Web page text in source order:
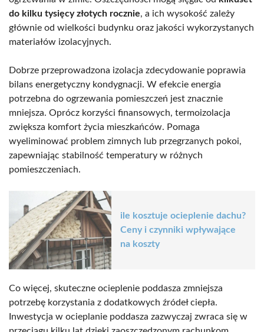
do kilku tysięcy złotych rocznie, a ich wysokość zależy
głównie od wielkości budynku oraz jakości wykorzystanych
materiałów izolacyjnych.
Dobrze przeprowadzona izolacja zdecydowanie poprawia
bilans energetyczny kondygnacji. W efekcie energia
potrzebna do ogrzewania pomieszczeń jest znacznie
mniejsza. Oprócz korzyści finansowych, termoizolacja
zwiększa komfort życia mieszkańców. Pomaga
wyeliminować problem zimnych lub przegrzanych pokoi,
zapewniając stabilność temperatury w różnych
pomieszczeniach.
ile kosztuje ocieplenie dachu?
Ceny i czynniki wpływające
na koszty
Co więcej, skuteczne ocieplenie poddasza zmniejsza
potrzebę korzystania z dodatkowych źródeł ciepła.
Inwestycja w ocieplanie poddasza zazwyczaj zwraca się w